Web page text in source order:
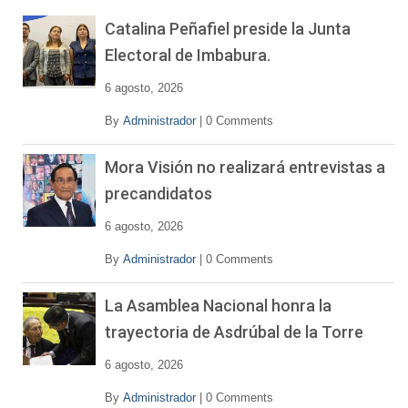
Catalina Peñafiel preside la Junta
Electoral de Imbabura.
6 agosto, 2026
By Administrador | 0 Comments
Mora Visión no realizará entrevistas a
precandidatos
6 agosto, 2026
By Administrador | 0 Comments
La Asamblea Nacional honra la
trayectoria de Asdrúbal de la Torre
6 agosto, 2026
By Administrador | 0 Comments